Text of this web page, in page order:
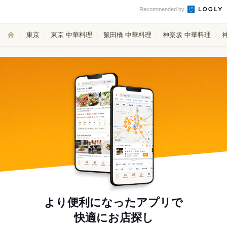
Recommended by
東京 東京 中華料理 飯田橋 中華料理 神楽坂 中華料理
より便利になったアプリで
快適にお店探し